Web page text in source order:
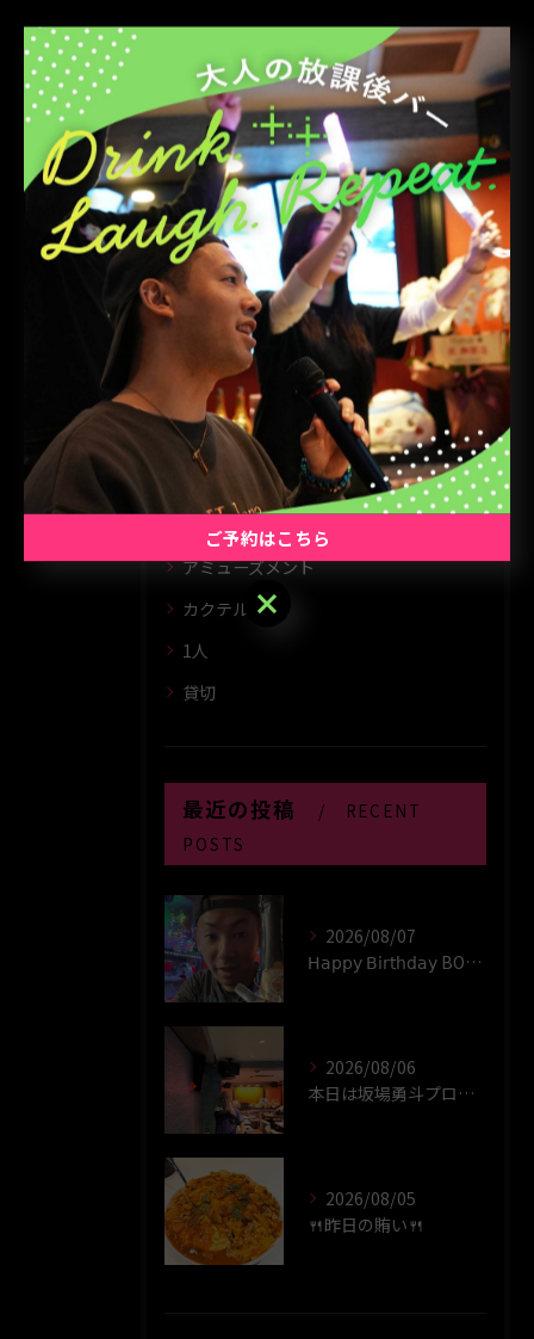
< 前のページ 一覧に戻る 次のページ >
関連タグ
#大森駅
カテゴリー CATEGORIES
全てのカテゴリー
2次会
アミューズメント
カクテル
1人
貸切
最近の投稿
RECENT
POSTS
2026/08/07
𝖧𝖺𝗉𝗉𝗒 𝖡𝗂𝗋𝗍𝗁𝖽𝖺𝗒 BOY‪(*´꒳`∩)‬ﾊｲ
2026/08/06
本日は坂場勇斗プロプレイヤーデイ！！
2026/08/05
🍴昨日の賄い🍴
ご予約はこちら
ご予約はこちら